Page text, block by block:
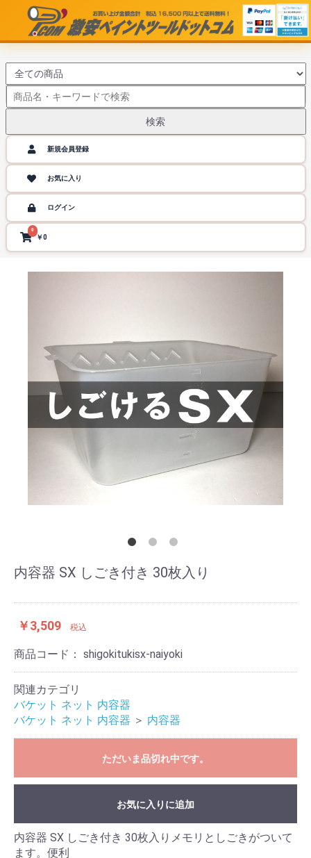
検索
新規会員登録
お気に入り
ログイン
0
￥0
内容器 SX しごき付き 30枚入り
￥3,509 税込
商品コード： shigokitukisx-naiyoki
関連カテゴリ
バケット ネット 内容器
バケット ネット 内容器 ＞ 内容器
ただいま品切れ中です。
お気に入りに追加
内容器 SX しごき付き 30枚入りメモリとしごきがついて
ます。便利